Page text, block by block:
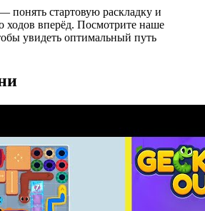
понять стартовую раскладку и
ходов вперёд. Посмотрите наше
увидеть оптимальный путь